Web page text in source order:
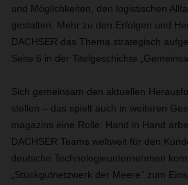
und Möglichkeiten, den logistischen
gestalten. Mehr zu den Erfolgen und
DACHSER das Thema strategisch
Seite 6 in der Titelgeschichte
Sich gemeinsam den aktuellen
stellen – das spielt auch in weiteren
magazins eine Rolle. Hand in Hand
DACHSER Teams weltweit für den
deutsche Technologieunternehmen
„Stückgutnetzwerk der Meere“ zum